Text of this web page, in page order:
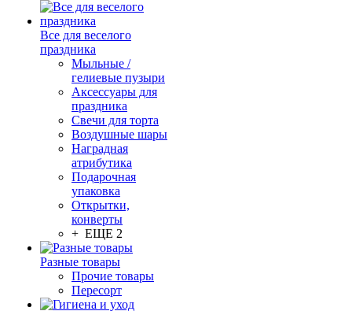
Все для веселого
праздника
Мыльные /
гелиевые пузыри
Аксессуары для
праздника
Свечи для торта
Воздушные шары
Наградная
атрибутика
Подарочная
упаковка
Открытки,
конверты
+ ЕЩЕ 2
Разные товары
Прочие товары
Пересорт